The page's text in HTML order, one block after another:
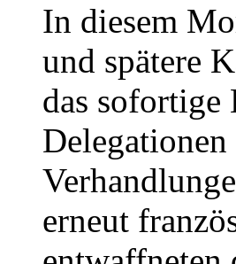
In diesem
und spätere
das sofortige
erneut